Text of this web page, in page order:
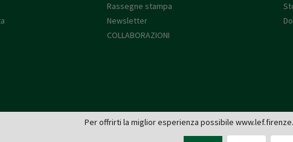
Rassegne stampa
Newsletter
COLLABORAZIONI
L.E.F. - Via de' Pucci, 4 -
Tel: 055 579921 - Fax: 055 2399342 - C.F. e
Per offrirti la miglior esperienza possibile